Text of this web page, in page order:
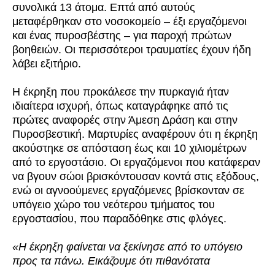
συνολικά 13 άτομα. Επτά από αυτούς
μεταφέρθηκαν στο νοσοκομείο – έξι εργαζόμενοι
και ένας πυροσβέστης – για παροχή πρώτων
βοηθειών. Οι περισσότεροι τραυματίες έχουν ήδη
λάβει εξιτήριο.
Η έκρηξη που προκάλεσε την πυρκαγιά ήταν
ιδιαίτερα ισχυρή, όπως καταγράφηκε από τις
πρώτες αναφορές στην Άμεση Δράση και στην
Πυροσβεστική. Μαρτυρίες αναφέρουν ότι η έκρηξη
ακούστηκε σε απόσταση έως και 10 χιλιομέτρων
από το εργοστάσιο. Οι εργαζόμενοι που κατάφεραν
να βγουν σώοι βρισκόντουσαν κοντά στις εξόδους,
ενώ οι αγνοούμενες εργαζόμενες βρίσκονταν σε
υπόγειο χώρο του νεότερου τμήματος του
εργοστασίου, που παραδόθηκε στις φλόγες.
«Η έκρηξη φαίνεται να ξεκίνησε από το υπόγειο
προς τα πάνω. Εικάζουμε ότι πιθανότατα